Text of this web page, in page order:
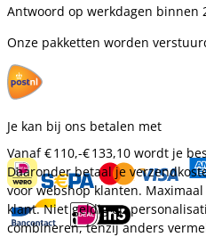
Antwoord op werkdagen binnen
Onze pakketten worden
Je kan bij ons betalen met
Vanaf€ 110,-€ 133,10 wordt je
Daaronder betaal je
voor webshop klanten.
klant. Niet geldig op
combineren, tenzij anders